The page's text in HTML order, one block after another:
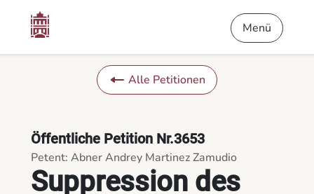
Suppression des régimes de visa au pair au Luxembourg -
Menü
Alle Petitionen
Suppression des
Öffentliche Petition Nr.3653
Petent: Abner Andrey Martinez Zamudio